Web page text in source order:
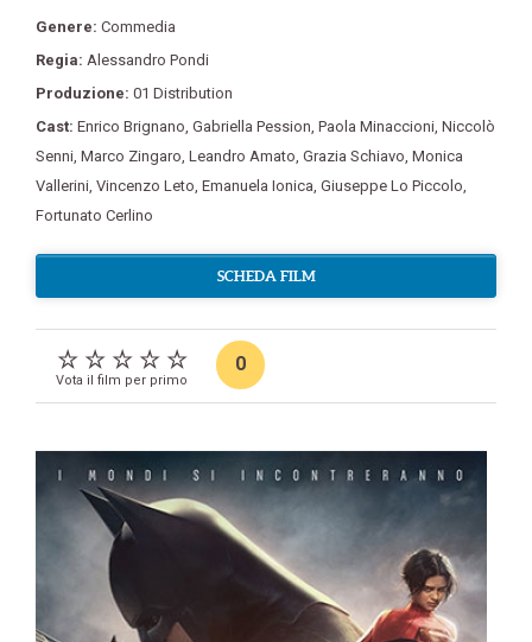
Genere: Commedia
Regia: Alessandro Pondi
Produzione: 01 Distribution
Cast: Enrico Brignano, Gabriella Pession, Paola Minaccioni, Niccolò
Senni, Marco Zingaro, Leandro Amato, Grazia Schiavo, Monica
Vallerini, Vincenzo Leto, Emanuela Ionica, Giuseppe Lo Piccolo,
Fortunato Cerlino
SCHEDA FILM
Vota il film per primo
0